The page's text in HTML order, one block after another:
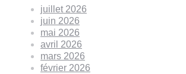
juillet 2026
juin 2026
mai 2026
avril 2026
mars 2026
février 2026